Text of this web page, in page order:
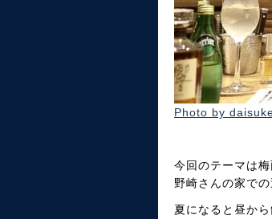
Photo by
今回のテーマは
野崎さんの家で
夏になると昼か